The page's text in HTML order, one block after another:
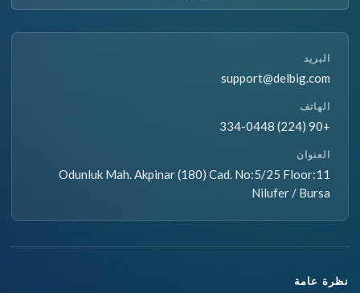
البريد
support@delbig.com
الهاتف
+90 (224) 334-0448
العنوان
Odunluk Mah. Akpinar (180) Cad. No:5/25 Floor:11
Nilufer / Bursa
نظرة عامة